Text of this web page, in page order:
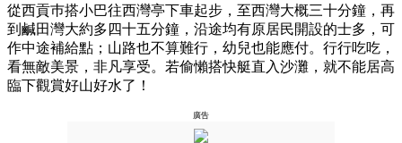
從西貢巿搭小巴往西灣亭下車起步，至西灣大概三十分鐘，再
到鹹田灣大約多四十五分鐘，沿途均有原居民開設的士多，可
作中途補給點；山路也不算難行，幼兒也能應付。行行吃吃，
看無敵美景，非凡享受。若偷懶搭快艇直入沙灘，就不能居高
臨下觀賞好山好水了！
廣告